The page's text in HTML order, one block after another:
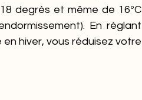
degrés et même de 16ºC
En réglant
hiver, vous réduisez votre